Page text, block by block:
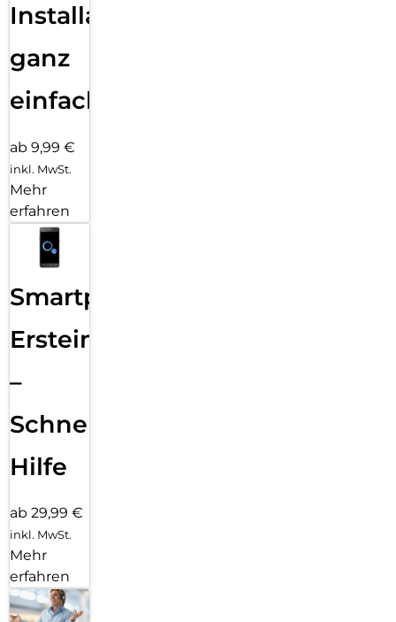
Installation
ganz
einfach
ab 9,99 €
inkl. MwSt.
Mehr
erfahren
Smartphone
Ersteinrichtung
–
Schnelle
Hilfe
ab 29,99 €
inkl. MwSt.
Mehr
erfahren